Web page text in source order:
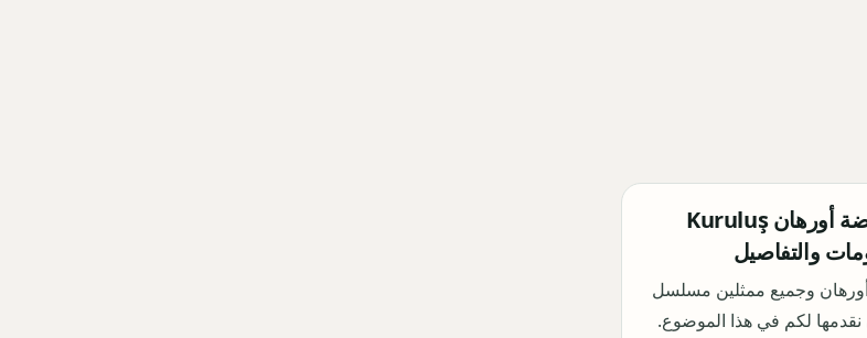
ابطال مسلسل نهضة أورهان Kuruluş
وجميع ممثلين مسلسل
لكم في هذا الموضوع.